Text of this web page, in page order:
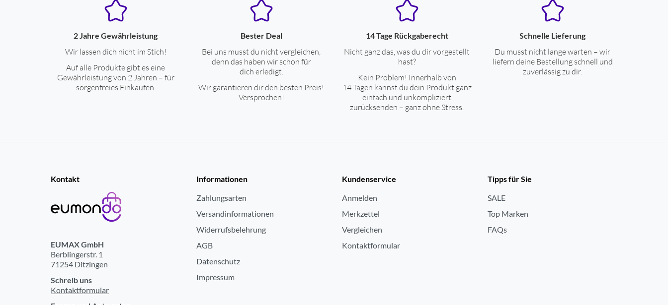
2 Jahre Gewährleistung
Wir lassen dich nicht im Stich!
Auf alle Produkte gibt es eine
Gewährleistung von 2 Jahren – für
sorgenfreies Einkaufen.
Bester Deal
Bei uns musst du nicht vergleichen,
denn das haben wir schon für
dich erledigt.
Wir garantieren dir den besten Preis!
Versprochen!
14 Tage Rückgaberecht
Nicht ganz das, was du dir vorgestellt
hast?
Kein Problem! Innerhalb von
14 Tagen kannst du dein Produkt ganz
einfach und unkompliziert
zurücksenden – ganz ohne Stress.
Schnelle Lieferung
Du musst nicht lange warten – wir
liefern deine Bestellung schnell und
zuverlässig zu dir.
Kontakt
EUMAX GmbH
Berblingerstr. 1
71254 Ditzingen
Schreib uns
Kontaktformular
Informationen
Zahlungsarten
Versandinformationen
Widerrufsbelehrung
AGB
Datenschutz
Impressum
Kundenservice
Anmelden
Merkzettel
Vergleichen
Kontaktformular
Tipps für Sie
SALE
Top Marken
FAQs